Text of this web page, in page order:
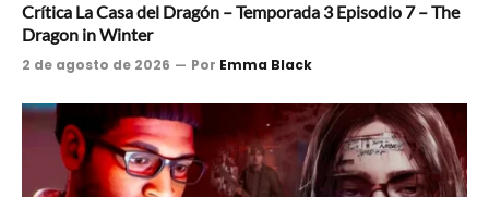
Crítica La Casa del Dragón – Temporada 3 Episodio 7 – The
Dragon in Winter
2 de agosto de 2026 Por Emma Black